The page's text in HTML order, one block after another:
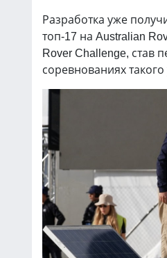
Разработка уже
топ-17 на Australian
Rover Challenge, став
соревнованиях